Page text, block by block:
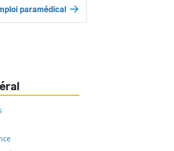
paramédical